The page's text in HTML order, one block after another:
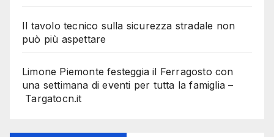
Il tavolo tecnico sulla sicurezza stradale non
può più aspettare
Limone Piemonte festeggia il Ferragosto con
una settimana di eventi per tutta la famiglia –
Targatocn.it